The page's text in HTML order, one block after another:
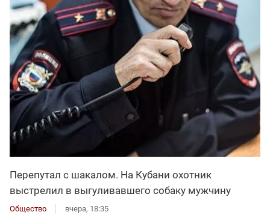
Перепутал с шакалом. На Кубани охотник
выстрелил в выгуливавшего собаку мужчину
Общество вчера, 18:35